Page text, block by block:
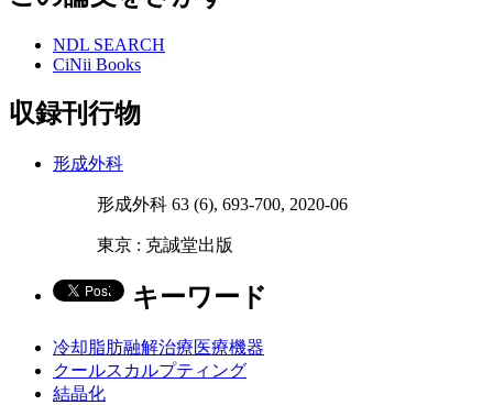
NDL SEARCH
CiNii Books
収録刊行物
形成外科
形成外科 63 (6), 693-700, 2020-06
東京 : 克誠堂出版
キーワード
冷却脂肪融解治療医療機器
クールスカルプティング
結晶化